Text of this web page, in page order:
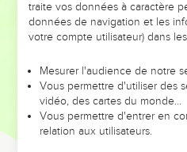
ô Dieu, ton Dieu t'a oint D'une
égaux.
la terre, Et les cieux sont
Ils périront, mais tu subsistes
vêtement,
12
traite vos données à caractère
données de navigation et les
votre compte utilisateur) dans
Mesurer l'audience de notre
Vous permettre d'utiliser des
vidéo, des cartes du monde…
Vous permettre d'entrer en
relation aux utilisateurs.